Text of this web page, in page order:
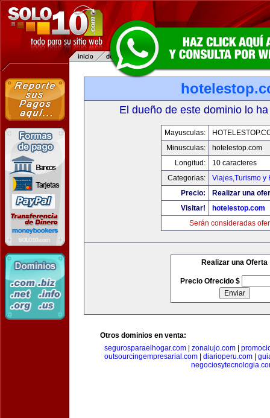
El dueño de este dominio lo
Mayusculas:
Minusculas:
hotelestop.com
Longitud:
10 caracteres
Categorias:
Viajes,Turismo y
Precio:
Realizar una
Visitar!
hotelestop.com
Serán consideradas
Realizar una Oferta
Precio Ofrecido $
Otros dominios en venta:
segurosparaelhogar.com| zonalujo.com|
outsourcingempresarial.com| diarioperu.com|